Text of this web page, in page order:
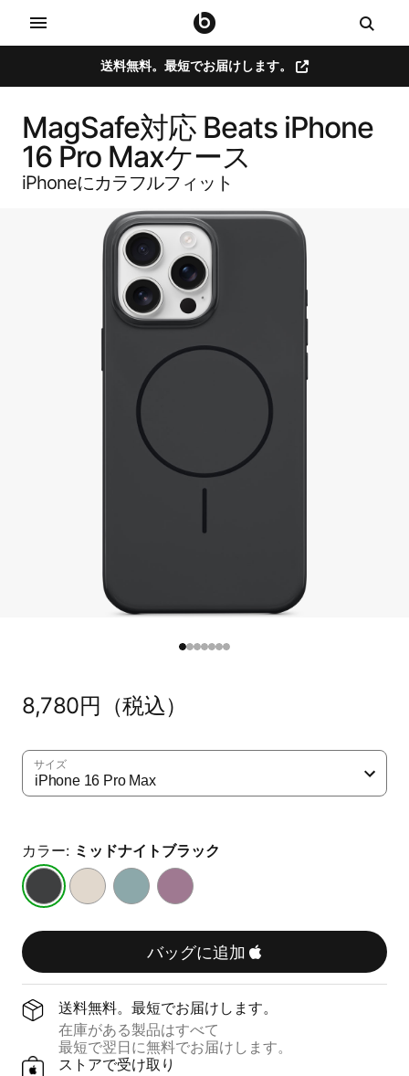
送料無料。​​最短で​​お届けします。
MagSafe対応 Beats iPhone
16 Pro Maxケース
iPhoneに​​カラフルフィット
通
常
格
8,780円​（税込）
サイズ
カラー: ミッドナイトブラック
ミ
ッ
ナ
ト
ブ
ラ
ク
サ
ミ
ト
ー
ン
リ
ッ
ド
ブ
ル
ー
サ
ン
ト
パ
ー
プ
ル
バッグに追加
送料無料。​​最短で​​お届けします。
在庫が​​ある​​製品は​​すべて
最短で​​翌日に​​無料で​​お届けします。
ストアで​​受け取り